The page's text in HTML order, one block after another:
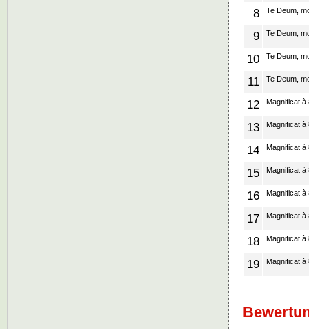
8 Te Deum,
9 Te Deum,
10 Te Deum,
11 Te Deum,
12 Magnificat
13 Magnificat
14 Magnificat
15 Magnificat
16 Magnificat
17 Magnificat
18 Magnificat
19 Magnificat